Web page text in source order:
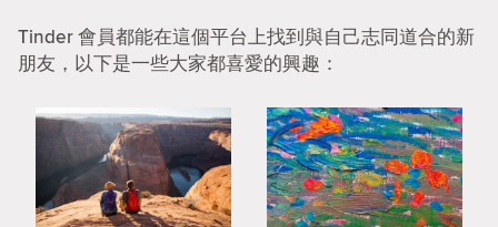
Tinder 會員都能在這個平台上找到與自己志同道合的新
朋友，以下是一些大家都喜愛的興趣：